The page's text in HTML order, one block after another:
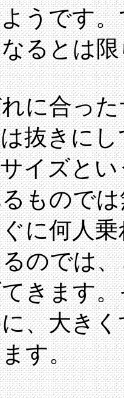
うです
るとは
に合っ
抜きに
イズと
もので
に何人
のでは
きます
、大き
す。